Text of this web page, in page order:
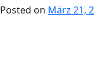
Posted on März 21,